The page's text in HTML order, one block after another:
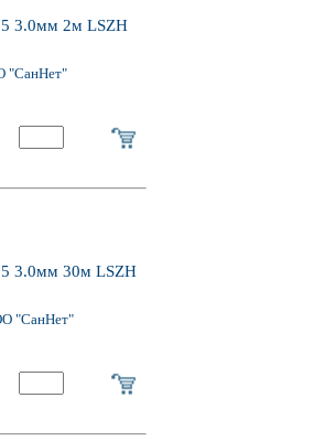
3.0мм 2м LSZH
"СанНет"
3.0мм 30м LSZH
"СанНет"